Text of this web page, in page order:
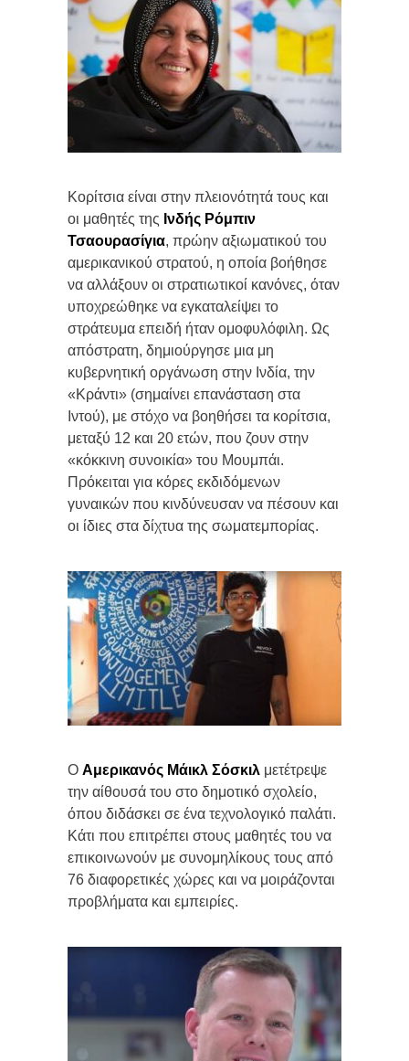
Κορίτσια είναι στην πλειονότητά τους και
οι μαθητές της Ινδής Ρόμπιν
Τσαουρασίγια, πρώην αξιωματικού του
αμερικανικού στρατού, η οποία βοήθησε
να αλλάξουν οι στρατιωτικοί κανόνες, όταν
υποχρεώθηκε να εγκαταλείψει το
στράτευμα επειδή ήταν ομοφυλόφιλη. Ως
απόστρατη, δημιούργησε μια μη
κυβερνητική οργάνωση στην Ινδία, την
«Κράντι» (σημαίνει επανάσταση στα
Ιντού), με στόχο να βοηθήσει τα κορίτσια,
μεταξύ 12 και 20 ετών, που ζουν στην
«κόκκινη συνοικία» του Μουμπάι.
Πρόκειται για κόρες εκδιδόμενων
γυναικών που κινδύνευσαν να πέσουν και
οι ίδιες στα δίχτυα της σωματεμπορίας.
Ο Αμερικανός Μάικλ Σόσκιλ μετέτρεψε
την αίθουσά του στο δημοτικό σχολείο,
όπου διδάσκει σε ένα τεχνολογικό παλάτι.
Κάτι που επιτρέπει στους μαθητές του να
επικοινωνούν με συνομηλίκους τους από
76 διαφορετικές χώρες και να μοιράζονται
προβλήματα και εμπειρίες.